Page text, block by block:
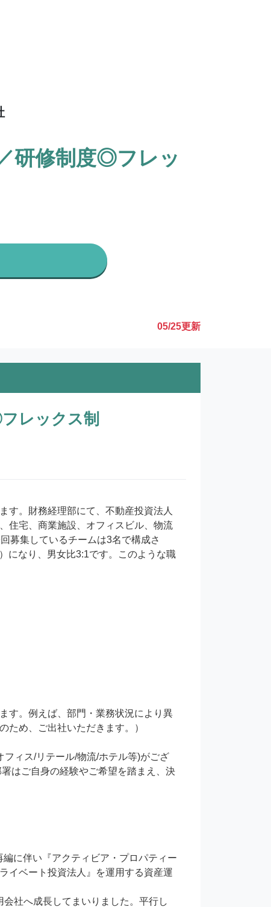
研修制度◎フレッ
05/25更新
レックス制
す。財務経理部にて、不動産投資法人
住宅、商業施設、オフィスビル、物流
募集しているチームは3名で構成さ
になり、男女比3:1です。このような職
す。例えば、部門・業務状況により異
ため、ご出社いただきます。）
ィス/リテール/物流/ホテル等)がござ
はご自身の経験やご希望を踏まえ、決
に伴い『アクティビア・プロパティー
イベート投資法人』を運用する資産運
社へ成長してまいりました。平行し